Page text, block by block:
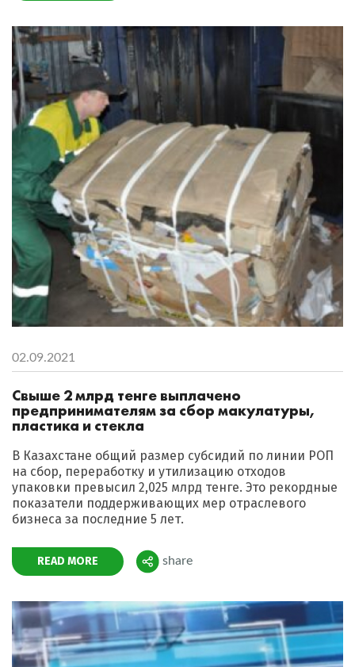
02.09.2021
Свыше 2 млрд тенге выплачено
предпринимателям за сбор макулатуры,
пластика и стекла
В Казахстане общий размер субсидий по линии РОП
на сбор, переработку и утилизацию отходов
упаковки превысил 2,025 млрд тенге. Это рекордные
показатели поддерживающих мер отраслевого
бизнеса за последние 5 лет.
READ MORE Поделиться
share